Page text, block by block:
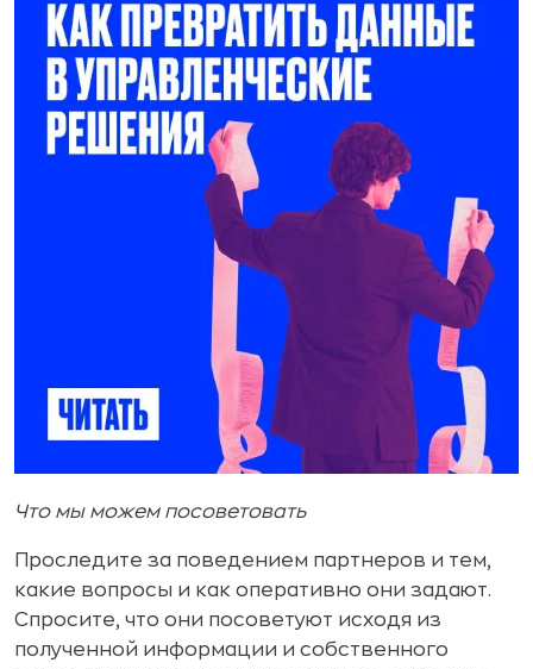
Что мы можем посоветовать
Проследите за поведением партнеров и тем,
какие вопросы и как оперативно они задают.
Спросите, что они посоветуют исходя из
полученной информации и собственного